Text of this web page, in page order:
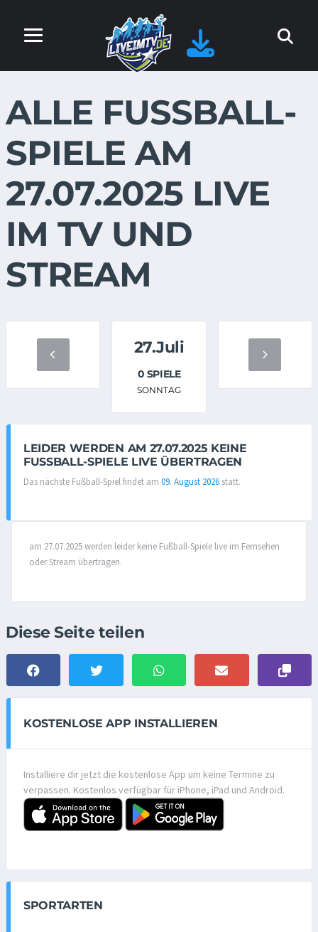
ALLE FUSSBALL-S
PIELE AM 2
7.07.2025 LIVE I
M TV UND S
TREAM
27.Juli
0 SPIELE
SONNTAG
LEIDER WERDEN AM 27.07.2025 KEINE
FUSSBALL-SPIELE LIVE ÜBERTRAGEN
Das nächste Fußball-Spiel findet am 09. August 2026 statt.
am 27.07.2025 werden leider keine Fußball-Spiele live im Fernsehen
oder Stream übertragen.
Diese Seite teilen
KOSTENLOSE APP INSTALLIEREN
Installiere dir jetzt die kostenlose App um keine Termine zu
verpassen. Kostenlos verfügbar für iPhone, iPad und Android.
SPORTARTEN